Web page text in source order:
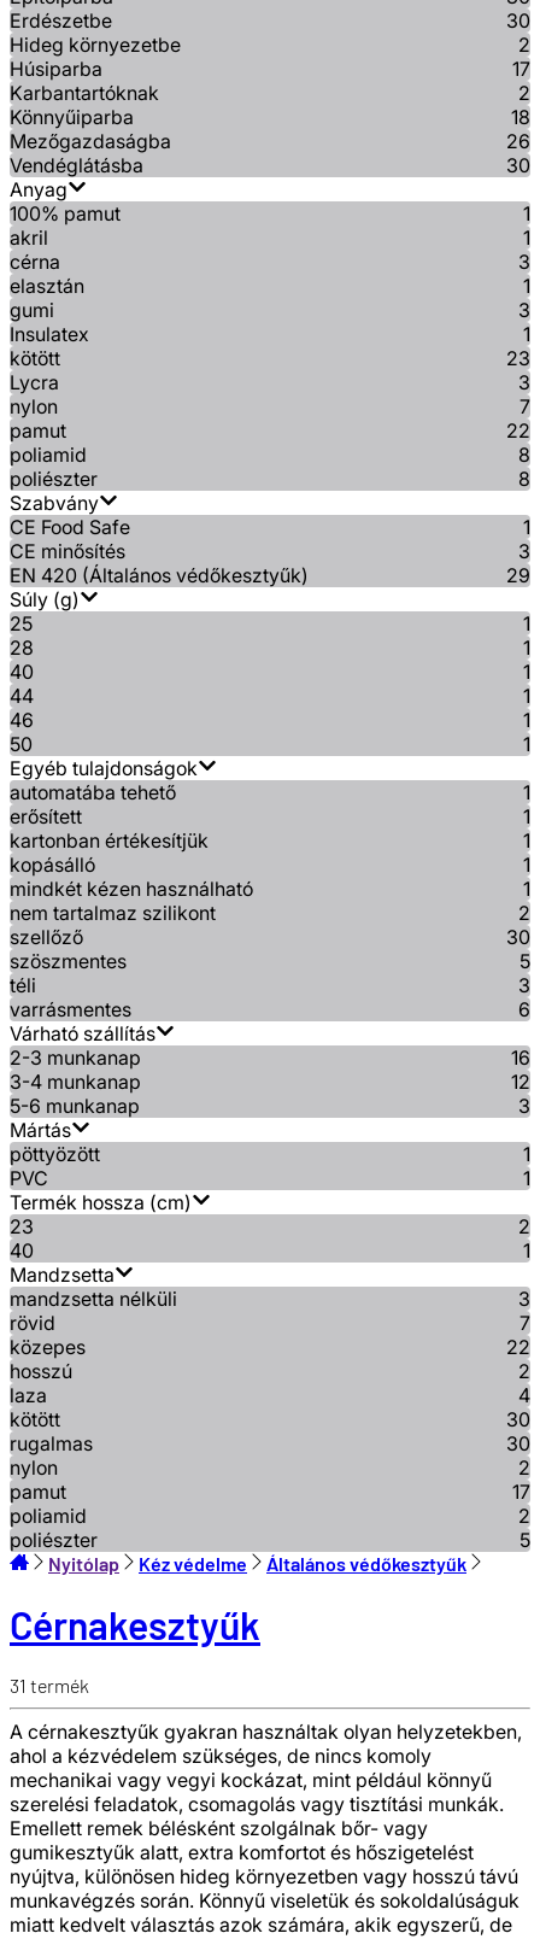
Erdészetbe
30
Hideg környezetbe
2
Húsiparba
17
Karbantartóknak
2
Könnyűiparba
18
Mezőgazdaságba
26
Vendéglátásba
30
Anyag
100% pamut
1
akril
1
cérna
3
elasztán
1
gumi
3
Insulatex
1
kötött
23
Lycra
3
nylon
7
pamut
22
poliamid
8
poliészter
8
Szabvány
CE Food Safe
1
CE minősítés
3
EN 420 (Általános védőkesztyűk)
29
Súly (g)
25
1
28
1
40
1
44
1
46
1
50
1
Egyéb tulajdonságok
automatába tehető
1
erősített
1
kartonban értékesítjük
1
kopásálló
1
mindkét kézen használható
1
nem tartalmaz szilikont
2
szellőző
30
szöszmentes
5
téli
3
varrásmentes
6
Várható szállítás
2-3 munkanap
16
3-4 munkanap
12
5-6 munkanap
3
Mártás
pöttyözött
1
PVC
1
Termék hossza (cm)
23
2
40
1
Mandzsetta
mandzsetta nélküli
3
rövid
7
közepes
22
hosszú
2
laza
4
kötött
30
rugalmas
30
nylon
2
pamut
17
poliamid
2
poliészter
5
Nyitólap Kéz védelme Általános védőkesztyűk
Cérnakesztyűk
31 termék
A cérnakesztyűk gyakran használtak olyan helyzetekben,
ahol a kézvédelem szükséges, de nincs komoly
mechanikai vagy vegyi kockázat, mint például könnyű
szerelési feladatok, csomagolás vagy tisztítási munkák.
Emellett remek bélésként szolgálnak bőr- vagy
gumikesztyűk alatt, extra komfortot és hőszigetelést
nyújtva, különösen hideg környezetben vagy hosszú távú
munkavégzés során. Könnyű viseletük és sokoldalúságuk
miatt kedvelt választás azok számára, akik egyszerű, de